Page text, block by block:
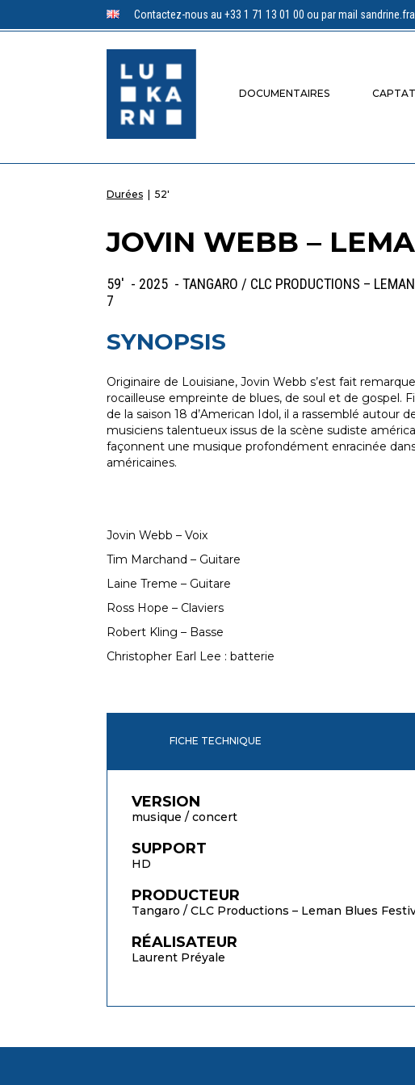
Contactez-nous au +33 1 71 13 01 00 ou par mail
DOCUMENTAIRES
Durées | 52'
JOVIN WEBB –
59' - 2025 - TANGARO / CLC PRODUCTIONS – LEMAN
7
SYNOPSIS
Originaire de Louisiane, Jovin Webb s’est fait
rocailleuse empreinte de blues, de soul et de gospel.
de la saison 18 d’American Idol, il a rassemblé autour
musiciens talentueux issus de la scène sudiste
façonnent une musique profondément enracinée
américaines.
Jovin Webb – Voix
Tim Marchand – Guitare
Laine Treme – Guitare
Ross Hope – Claviers
Robert Kling – Basse
Christopher Earl Lee : batterie
FICHE TECHNIQUE
VERSION
musique / concert
SUPPORT
HD
PRODUCTEUR
Tangaro / CLC Productions – Leman Blues
RÉALISATEUR
Laurent Préyale